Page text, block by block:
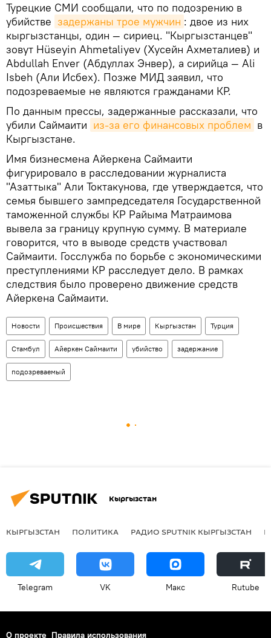
Турецкие СМИ сообщали, что по подозрению в
убийстве задержаны трое мужчин : двое из них
кыргызстанцы, один — сириец. "Кыргызстанцев"
зовут Hüseyin Ahmetaliyev (Хусейн Ахметалиев) и
Abdullah Enver (Абдуллах Энвер), а сирийца — Ali
Isbeh (Али Исбех). Позже МИД заявил, что
подозреваемые не являются гражданами КР.
По данным прессы, задержанные рассказали, что
убили Саймаити из-за его финансовых проблем в
Кыргызстане.
Имя бизнесмена Айеркена Саймаити
фигурировало в расследовании журналиста
"Азаттыка" Али Токтакунова, где утверждается, что
семья бывшего зампредседателя Государственной
таможенной службы КР Райыма Матраимова
вывела за границу крупную сумму. В материале
говорится, что в выводе средств участвовал
Саймаити. Госслужба по борьбе с экономическими
преступлениями КР расследует дело. В рамках
следствия было проверено движение средств
Айеркена Саймаити.
Новости Происшествия В мире Кыргызстан Турция
Стамбул Айеркен Саймаити убийство задержание
подозреваемый
Кыргызстан
КЫРГЫЗСТАН ПОЛИТИКА РАДИО SPUTNIK КЫРГЫЗСТАН
Telegram VK Макс Rutube
О проекте Правила использования